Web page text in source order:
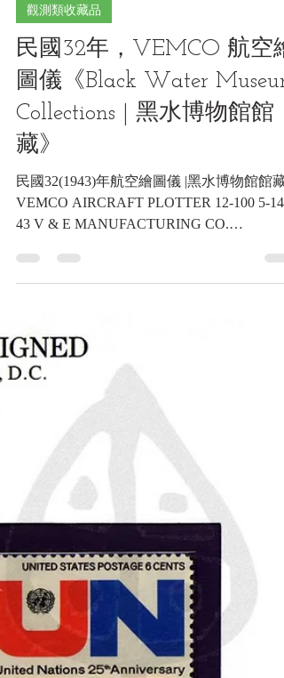
2022年5月1日 讀畢需時 1 分鐘
觀測類收藏品
民國32年，VEMCO 航空繪
圖儀《Black Water
Collections | 黑水博物館館
PASADENA, CALIFORNIA|Black Water
Museum Collection